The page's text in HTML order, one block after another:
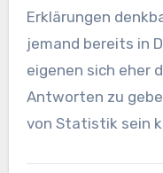
Erklärungen
jemand bereits in
eigenen sich eher
Antworten zu
von Statistik sein